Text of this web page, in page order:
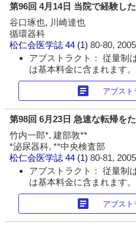
第96回 4月14日 当院で経験し
谷口琢也, 川崎達也
循環器科
松仁会医学誌 44 (1)80-80,
アブストラクト： 従量制
は基本料金に含まれます。
article アブスト
第98回 6月23日 急速な転帰を
竹内一郎*, 建部敦**
*泌尿器科, **中央検査部
松仁会医学誌 44 (1)80-81,
アブストラクト： 従量制
は基本料金に含まれます。
article アブスト